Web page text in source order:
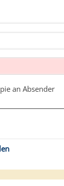
an Absender